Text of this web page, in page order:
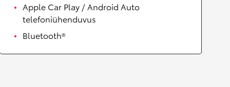
Apple Car Play / Android Auto
telefoniühenduvus
Bluetooth®